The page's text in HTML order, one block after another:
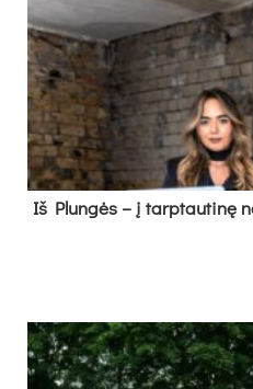
Iš Plungės – į tarptautinę